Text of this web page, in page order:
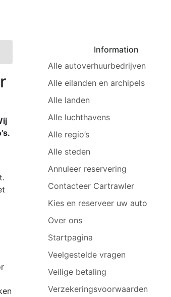
Information
Alle autoverhuurbedrijven
Alle eilanden en archipels
Alle landen
Alle luchthavens
Alle regio’s
Alle steden
Annuleer reservering
Contacteer Cartrawler
Kies en reserveer uw auto
Over ons
Startpagina
Veelgestelde vragen
Veilige betaling
Verzekeringsvoorwaarden